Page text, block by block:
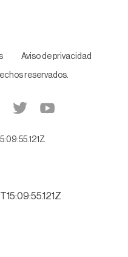
Aviso de privacidad
reservados.